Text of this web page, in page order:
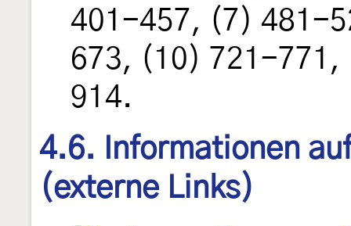
401-457, (7) 481-
673, (10) 721-
914.
4.6. Informationen
(externe Links)